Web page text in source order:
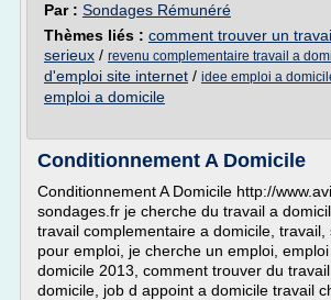
Par : Sondages Rémunéré
Thèmes liés : comment trouver un
serieux / revenu complementaire travail a
d'emploi site internet / idee emploi a
emploi a domicile
Conditionnement A Domicile
Conditionnement A Domicile http://
sondages.fr je cherche du travail a
travail complementaire a domicile, travail,
pour emploi, je cherche un emploi, emploi
domicile 2013, comment trouver du
domicile, job d appoint a domicile travail